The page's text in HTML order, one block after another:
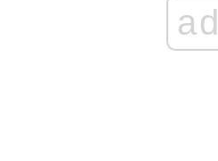
ad